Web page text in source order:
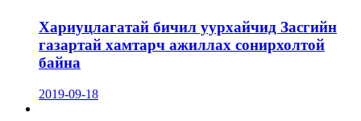
Хариуцлагатай бичил уурхайчид Засгийн
газартай хамтарч ажиллах сонирхолтой
байна
2019-09-18